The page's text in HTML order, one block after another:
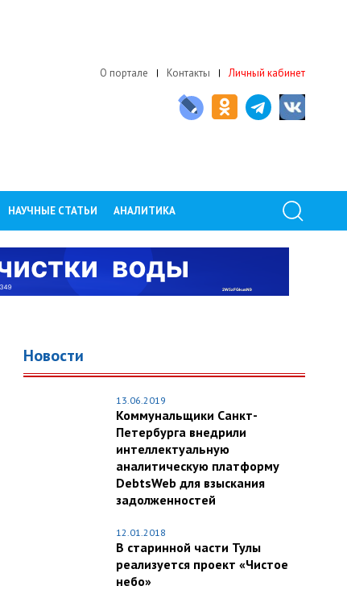
О портале Контакты Личный кабинет
НАУЧНЫЕ СТАТЬИ АНАЛИТИКА
Новости
13.06.2019
Коммунальщики Санкт-
Петербурга внедрили
интеллектуальную
аналитическую платформу
DebtsWeb для взыскания
задолженностей
12.01.2018
В старинной части Тулы
реализуется проект «Чистое
небо»